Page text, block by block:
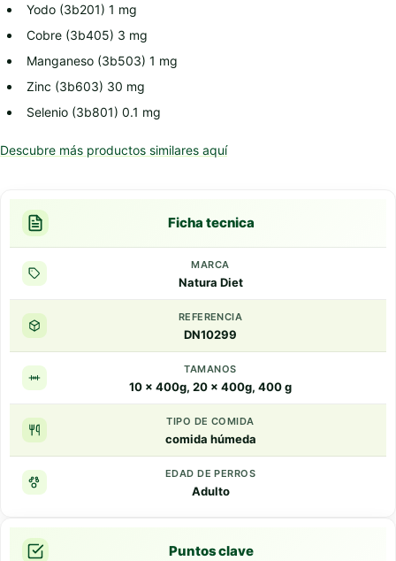
Yodo (3b201) 1 mg
Cobre (3b405) 3 mg
Manganeso (3b503) 1 mg
Zinc (3b603) 30 mg
Selenio (3b801) 0.1 mg
Descubre más productos similares aquí
Ficha tecnica
MARCA
Natura Diet
REFERENCIA
DN10299
TAMANOS
10 x 400g, 20 x 400g, 400 g
TIPO DE COMIDA
comida húmeda
EDAD DE PERROS
Adulto
Puntos clave